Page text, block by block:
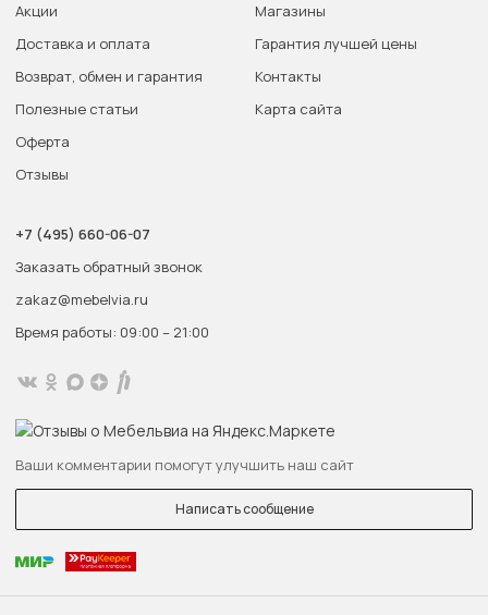
Акции
Доставка и оплата
Возврат, обмен и гарантия
Полезные статьи
Оферта
Отзывы
Магазины
Гарантия лучшей цены
Контакты
Карта сайта
+7 (495) 660-06-07
Заказать обратный звонок
zakaz@mebelvia.ru
Время работы: 09:00 – 21:00
Ваши комментарии помогут улучшить наш сайт
Написать сообщение